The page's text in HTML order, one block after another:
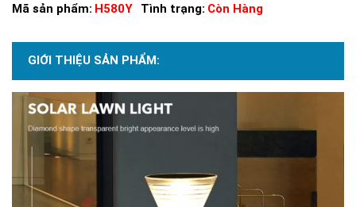
Mã sản phẩm: H580Y Tình trạng: Còn Hàng
GIỚI THIỆU SẢN PHẨM: